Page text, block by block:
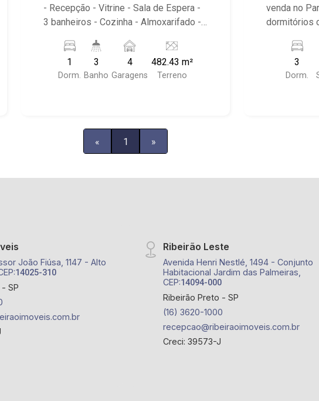
- Recepção - Vitrine - Sala de Espera -
3 banheiros - Cozinha - Almoxarifado -
do Shopping Santa Úrsula, Hospital São
Lucas, Parque Maurilio Biagi e
Savegnago Supermercado
1
Dorm.
3
Banho
4
Garagens
482.43 m²
Terreno
venda no
dormitórios
planejada -
Sacada - 2
box; -
3
Dorm.
« 1 »
João Fiúsa, 1147 - Alto
14025-310
SP
Ribeirão Leste
Avenida Henri Nestlé, 1494 - Conjunto
Habitacional Jardim das Palmeiras,
CEP:14094-000
Ribeirão Preto - SP
(16) 3620-1000
recepcao@ribeiraoimoveis.com.br
Creci: 39573-J